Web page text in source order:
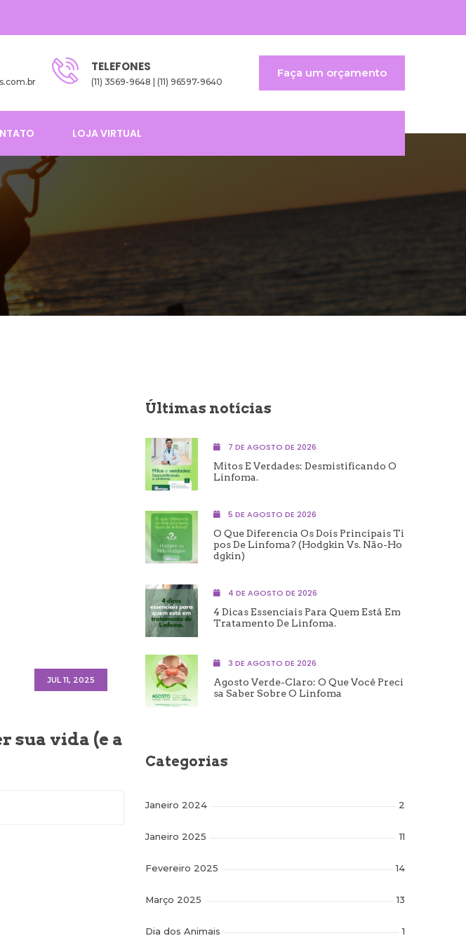
TELEFONES
(11) 3569-9648 | (11) 96597-9640
Faça um orçamento
LOJA VIRTUAL
JUL 11, 2025
sua vida (e a
Últimas notícias
7 DE AGOSTO DE 2026
Mitos E Verdades: Desmistificando O
Linfoma.
5 DE AGOSTO DE 2026
O Que Diferencia Os Dois Principais Ti
Pos De Linfoma? (Hodgkin Vs. Não-Ho
Dgkin)
4 DE AGOSTO DE 2026
4 Dicas Essenciais Para Quem Está Em
Tratamento De Linfoma.
3 DE AGOSTO DE 2026
Agosto Verde-Claro: O Que Você Preci
Sa Saber Sobre O Linfoma
Categorias
Janeiro 2024 2
Janeiro 2025 11
Fevereiro 2025 14
Março 2025 13
Dia dos Animais 1